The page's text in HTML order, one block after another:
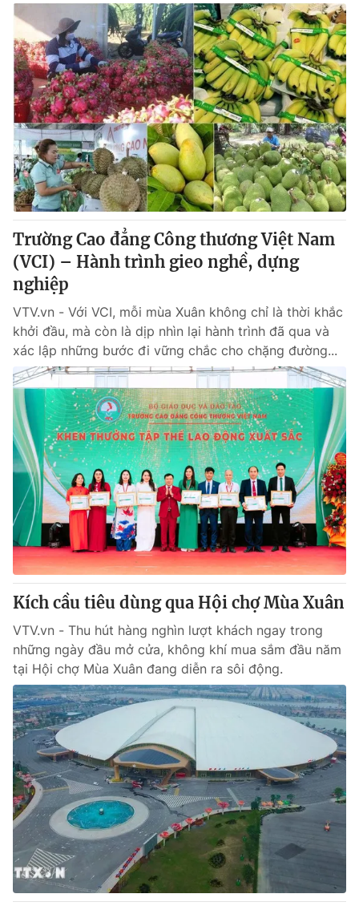
Liên hệ quảng cáo:024-7300.7108
® Cấm sao chép dưới mọi hình thức nếu không có sự chấp
thuận bằng văn bản. Ghi rõ nguồn VTV.vn khi phát hành lại
thông tin từ website này.
Trường Cao đẳng Công thương Việt Nam
(VCI) – Hành trình gieo nghề, dựng
nghiệp
VTV.vn - Với VCI, mỗi mùa Xuân không chỉ là thời khắc
khởi đầu, mà còn là dịp nhìn lại hành trình đã qua và
xác lập những bước đi vững chắc cho chặng đường...
Kích cầu tiêu dùng qua Hội chợ Mùa Xuân
VTV.vn - Thu hút hàng nghìn lượt khách ngay trong
những ngày đầu mở cửa, không khí mua sắm đầu năm
tại Hội chợ Mùa Xuân đang diễn ra sôi động.